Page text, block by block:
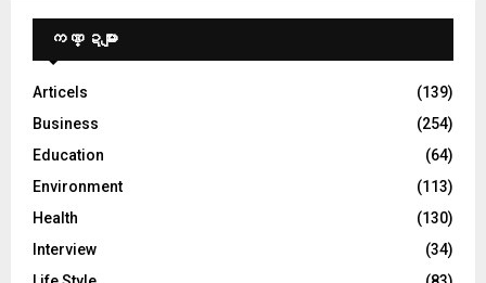
ကဏ္ဍများ
Articels
(139)
Business
(254)
Education
(64)
Environment
(113)
Health
(130)
Interview
(34)